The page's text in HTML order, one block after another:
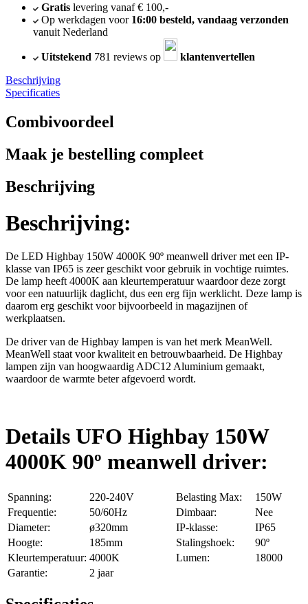
Gratislevering vanaf € 100,-
Op werkdagen voor 16:00 besteld, vandaag verzonden
vanuit Nederland
Uitstekend 781 reviews op
klantenvertellen
Beschrijving
Specificaties
Combivoordeel
Maak je bestelling compleet
Beschrijving
Beschrijving:
De LED Highbay 150W 4000K 90º meanwell driver met een IP-
klasse van IP65 is zeer geschikt voor gebruik in vochtige ruimtes.
De lamp heeft 4000K aan kleurtemperatuur waardoor deze zorgt
voor een natuurlijk daglicht, dus een erg fijn werklicht. Deze lamp is
daarom erg geschikt voor bijvoorbeeld in magazijnen of
werkplaatsen.
De driver van de Highbay lampen is van het merk MeanWell.
MeanWell staat voor kwaliteit en betrouwbaarheid. De Highbay
lampen zijn van hoogwaardig ADC12 Aluminium gemaakt,
waardoor de warmte beter afgevoerd wordt.
Details UFO Highbay 150W
4000K 90º meanwell driver:
Spanning: 220-240V Belasting Max:
150W
Frequentie:
50/60Hz Dimbaar:
Nee
Diameter:
ø320mm IP-klasse:
IP65
Hoogte:
185mm Stalingshoek:
90º
Kleurtemperatuur: 4000K Lumen:
18000
Garantie:
2 jaar